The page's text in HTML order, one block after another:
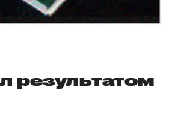
результатом